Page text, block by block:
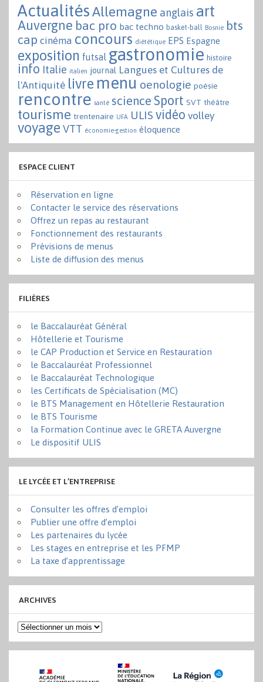
ActualitésAllemagne anglais art
Auvergne bac pro bac techno basket-ball Bosnie bts
cap cinéma concours diététique EPS Espagne
exposition futsal gastronomie histoire
info Italie italien journal Langues et Cultures de
l'Antiquité livre menu oenologie poésie
rencontre santé science Sport SVT théâtre
tourisme trentenaire UFA ULIS vidéo volley
voyage VTT économie-gestion éloquence
ESPACE CLIENT
Réservation en ligne
Contacter le service des réservations
Offrez un repas au restaurant
Fonctionnement des restaurants
Prévisions de menus
Liste de diffusion des menus
FILIÈRES
le Baccalauréat Général
Hôtellerie et Tourisme
le CAP Production et Service en Restauration
le Baccalauréat Professionnel
le Baccalauréat Technologique
les Certificats de Spécialisation (MC)
le BTS Management en Hôtellerie Restauration
le BTS Tourisme
la Formation Continue avec le GRETA Auvergne
Le dispositif ULIS
LE LYCÉE ET L’ENTREPRISE
Consulter les offres d’emploi
Publier une offre d’emploi
Les partenaires du lycée
Les stages en entreprise et les PFMP
La taxe d’apprentissage
ARCHIVES
Archives